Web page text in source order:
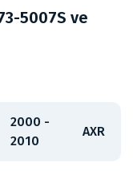
5007S ve
2000 -
2010
AXR